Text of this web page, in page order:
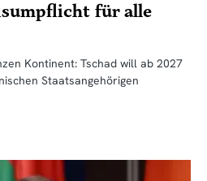
für alle
Kontinent: Tschad will ab 2027
Staatsangehörigen